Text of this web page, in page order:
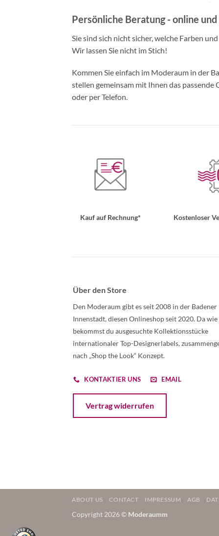
Persönliche Beratung - online
Sie sind sich nicht sicher, welche Farben
Wir lassen Sie nicht im Stich!
Kommen Sie einfach im Moderaum in der
stellen gemeinsam mit Ihnen das
oder per Telefon.
Kauf auf Rechnung* Kostenloser
Über den Store
Den Moderaum gibt es seit 2008 in der Badener
Innenstadt, diesen Onlineshop seit 2020. Da
bekommst du ausgesuchte Kollektionsstücke
internationaler Top-Designerlabels,
nach „Shop the Look“ Konzept.
KONTAKTIER UNS EMAIL
Vertrag widerrufen
ABOUT US CONTACT IMPRESSUM AGB
Copyright 2026 © Moderaumm
Weitere Informationen über den gesperrten Inhalt.